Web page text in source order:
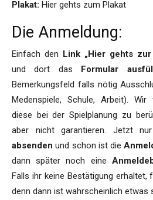
Plakat: Hier gehts zum Plakat
Die Anmeldung:
Einfach den Link „Hier gehts zur
und dort das Formular
Bemerkungsfeld falls nötig
Medenspiele, Schule, Arbeit).
diese bei der Spielplanung zu
aber nicht garantieren. Jetzt
absenden und schon ist die
dann später noch eine
Falls ihr keine Bestätigung
denn dann ist wahrscheinlich etwas